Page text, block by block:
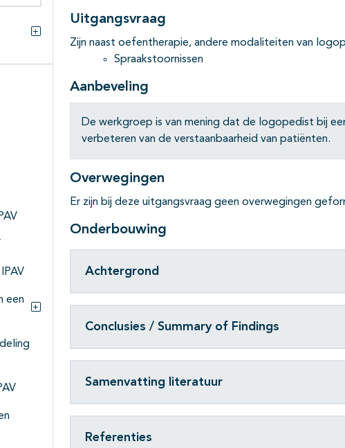
Zoeken binnen deze richtlijn
Alles openklappen
een
Subpagina's open- en dichtklappen
Uitgangsvraag
Zijn naast oefentherapie, andere modaliteiten van
Spraakstoornissen
Aanbeveling
De werkgroep is van mening dat de logopedist bij
verbeteren van de verstaanbaarheid van patiënten.
Overwegingen
Er zijn bij deze uitgangsvraag geen overwegingen
Onderbouwing
Achtergrond
Conclusies / Summary of Findings
Samenvatting literatuur
Referenties